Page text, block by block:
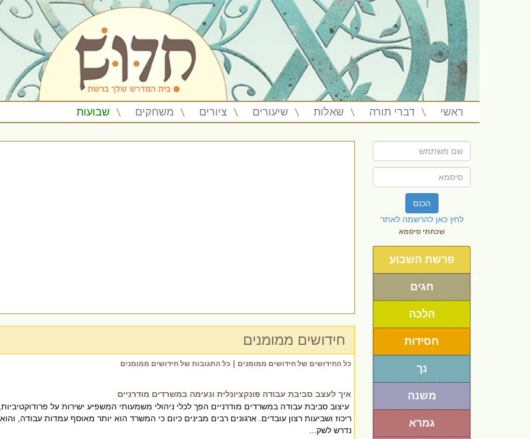
ראשי דברי תורה שאלות שיעורים ציורים משחקים שבועות
הכנס
לחץ כאן להרשמה לאתר
שכחתי סיסמא
פרשת השבוע
חגים
הלכה
חסידות
נך
משנה
גמרא
חידושים ממומנים
כל החידושים של חידושים ממומנים | כל התגובות של חידושים ממומנים
איך לעצב סביבת עבודה פונקציונלית ונעימה במשרדים מודרניים
עיצוב סביבת עבודה במשרדים מודרניים הפך לכלי ניהולי משמעותי המשפיע ישירות על
ריכוז ושביעות רצון עובדים. ארגונים רבים מבינים כיום כי המשרד הוא יותר מאוסף עמדות עבודה, והוא
נדרש לשק...